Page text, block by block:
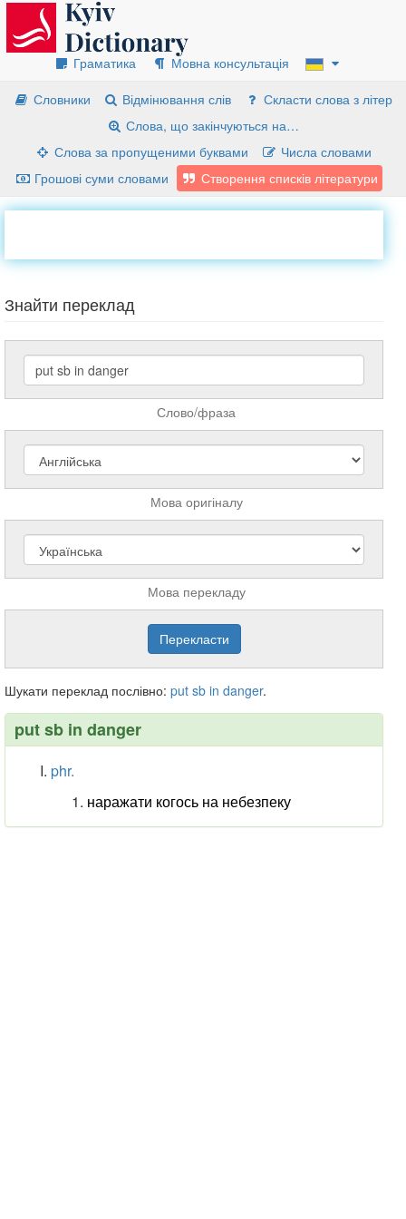
Граматика
Мовна консультація
Словники
Відмінювання слів
Скласти слова з літер
Слова, що закінчуються на…
Слова за пропущеними буквами
Числа словами
Грошові суми словами
Створення списків літератури
Знайти переклад
Слово/фраза
Мова оригіналу
Мова перекладу
Шукати переклад послівно: put sb in danger.
put sb in danger
phr.
наражати когось на небезпеку